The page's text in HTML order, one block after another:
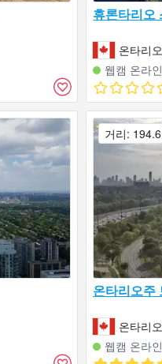
휴론타리오
온타리
웹캠 온라인
온타리오주
온타리
웹캠 온라인
거리: